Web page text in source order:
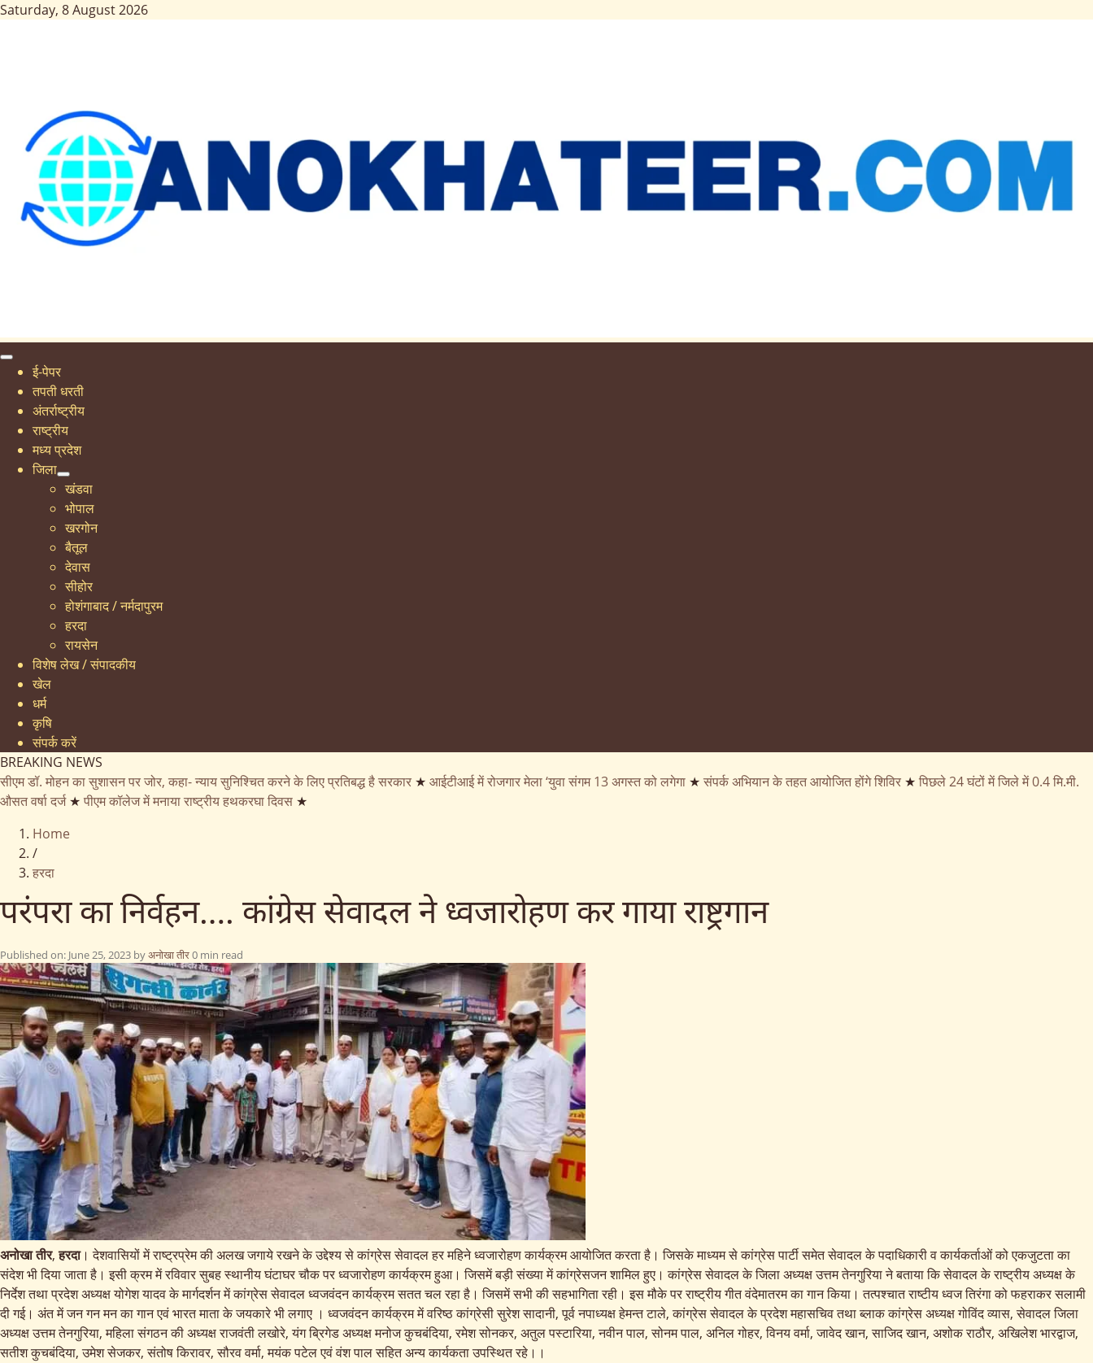
Saturday, 8 August 2026
ई-पेपर
तपती धरती
अंतर्राष्ट्रीय
राष्ट्रीय
मध्य प्रदेश
जिला
खंडवा
भोपाल
खरगोन
बैतूल
देवास
सीहोर
होशंगाबाद / नर्मदापुरम
हरदा
रायसेन
विशेष लेख / संपादकीय
खेल
धर्म
कृषि
संपर्क करें
BREAKING NEWS
सीएम डॉ. मोहन का सुशासन पर जोर, कहा- न्याय सुनिश्चित करने के लिए प्रतिबद्ध है सरकार ★ आईटीआई में रोजगार मेला ‘युवा संगम 13 अगस्त को लगेगा ★ संपर्क अभियान के तहत आयोजित होंगे शिविर ★ पिछले 24 घंटों में जिले में 0.4 मि.मी.
औसत वर्षा दर्ज ★ पीएम कॉलेज में मनाया राष्ट्रीय हथकरघा दिवस ★
Home
/
हरदा
परंपरा का निर्वहन…. कांग्रेस सेवादल ने ध्वजारोहण कर गाया राष्ट्रगान
Published on: June 25, 2023 byअनोखा तीर0 min read
अनोखातीर,हरदा। देशवासियों में राष्ट्रप्रेम की अलख जगाये रखने के उद्देश्य से कांग्रेस सेवादल हर महिने ध्वजारोहण कार्यक्रम आयोजित करता है। जिसके माध्यम से कांग्रेस पार्टी समेत सेवादल के पदाधिकारी व कार्यकर्ताओं को एकजुटता का
संदेश भी दिया जाता है। इसी क्रम में रविवार सुबह स्थानीय घंटाघर चौक पर ध्वजारोहण कार्यक्रम हुआ। जिसमें बड़ी संख्या में कांग्रेसजन शामिल हुए। कांग्रेस सेवादल के जिला अध्यक्ष उत्तम तेनगुरिया ने बताया कि सेवादल के राष्ट्रीय अध्यक्ष के
निर्देश तथा प्रदेश अध्यक्ष योगेश यादव के मार्गदर्शन में कांग्रेस सेवादल ध्वजवंदन कार्यक्रम सतत चल रहा है। जिसमें सभी की सहभागिता रही। इस मौके पर राष्ट्रीय गीत वंदेमातरम का गान किया। तत्पश्चात राष्टीय ध्वज तिरंगा को फहराकर सलामी
दी गई। अंत में जन गन मन का गान एवं भारत माता के जयकारे भी लगाए । ध्वजवंदन कार्यक्रम में वरिष्ठ कांग्रेसी सुरेश सादानी, पूर्व नपाध्यक्ष हेमन्त टाले, कांग्रेस सेवादल के प्रदेश महासचिव तथा ब्लाक कांग्रेस अध्यक्ष गोविंद व्यास, सेवादल जिला
अध्यक्ष उत्तम तेनगुरिया, महिला संगठन की अध्यक्ष राजवंती लखोरे, यंग ब्रिगेड अध्यक्ष मनोज कुचबंदिया, रमेश सोनकर, अतुल पस्टारिया, नवीन पाल, सोनम पाल, अनिल गोहर, विनय वर्मा, जावेद खान, साजिद खान, अशोक राठौर, अखिलेश भारद्वाज,
सतीश कुचबंदिया, उमेश सेजकर, संतोष किरावर, सौरव वर्मा, मयंक पटेल एवं वंश पाल सहित अन्य कार्यकता उपस्थित रहे।।